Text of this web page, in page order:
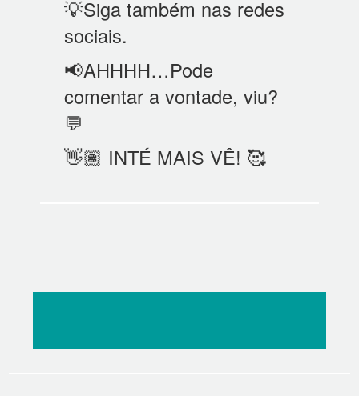
💡Siga também nas redes
sociais.
📢AHHHH…Pode
comentar a vontade, viu?
💬
👋🏽 INTÉ MAIS VÊ! 🥰